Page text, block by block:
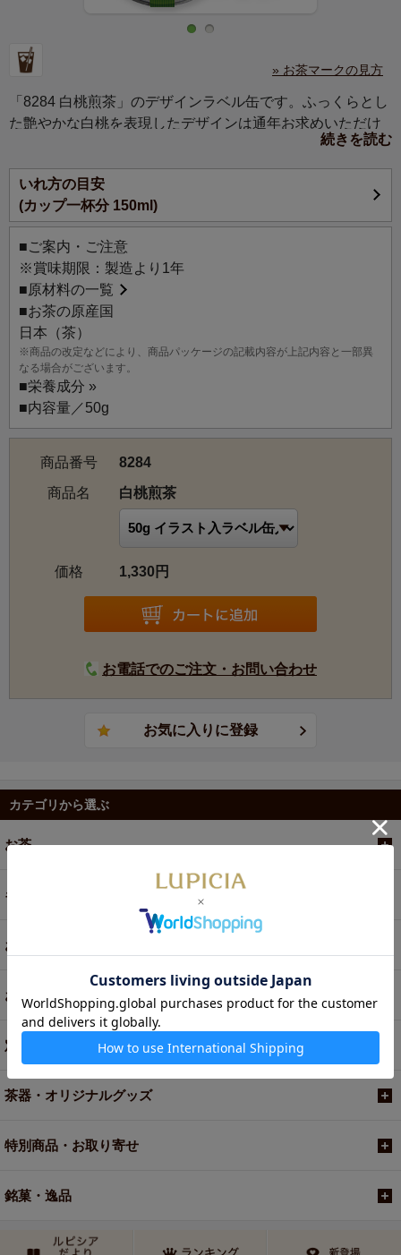
» お茶マークの見方
「8284 白桃煎茶」のデザインラベル缶です。ふっくらとし
た艶やかな白桃を表現したデザインは通年お求めいただけ
ますので、ご用途や贈り先を選ばずさまざまな贈りものに
もおすすめです。
白桃煎茶：果汁あふれる新鮮な白桃を思わせる甘くみずみ
ずしい香りを、上質な日本の煎茶にまとわせました。爽や
かな味わいは、アイスティーにもおすすめです。
続きを読む
いれ方の目安
(カップ一杯分 150ml)
■ご案内・ご注意
※賞味期限：製造より1年
■原材料の一覧
■お茶の原産国
日本（茶）
※商品の改定などにより、商品パッケージの記載内容が上記内容と一部異
なる場合がございます。
■栄養成分 »
■内容量／50g
商品番号
8284
商品名
白桃煎茶
価格 1,330円
お電話でのご注文・お問い合わせ
カテゴリから選ぶ
お茶
ギフト
お菓子・食品・飲料
お買い得商品
定期便
茶器・オリジナルグッズ
特別商品・お取り寄せ
銘菓・逸品